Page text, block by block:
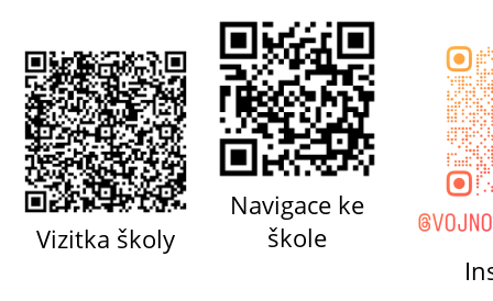
Vizitka školy
Navigace ke
škole